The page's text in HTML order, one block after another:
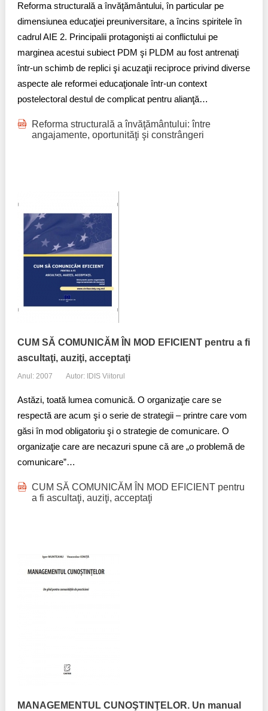
Buletin EU-STRAT
Aplică la BUNELE PRACTICI
Transparența întreprinderilor de stat
Cele mai bune și cele mai proaste politici locale din
Democrația, independența și transparența instituțiilor
Achizițiile publice în vizorul societății civile
Reforma structurală a învăţământului, în particular pe
dimensiunea educaţiei preuniversitare, a încins spiritele în
cadrul AIE 2. Principalii protagonişti ai conflictului pe
marginea acestui subiect PDM şi PLDM au fost antrenaţi
într-un schimb de replici şi acuzaţii reciproce privind diverse
aspecte ale reformei educaţionale într-un context
postelectoral destul de complicat pentru alianţă…
Reforma structurală a învăţământului: între
angajamente, oportunităţi şi constrângeri
CUM SĂ COMUNICĂM ÎN MOD EFICIENT pentru a fi
ascultaţi, auziţi, acceptaţi
Anul: 2007 Autor: IDIS Viitorul
Astăzi, toată lumea comunică. O organizaţie care se
respectă are acum şi o serie de strategii – printre care vom
găsi în mod obligatoriu şi o strategie de comunicare. O
organizaţie care are necazuri spune că are „o problemă de
comunicare”…
CUM SĂ COMUNICĂM ÎN MOD EFICIENT pentru
a fi ascultaţi, auziţi, acceptaţi
MANAGEMENTUL CUNOŞTINŢELOR. Un manual